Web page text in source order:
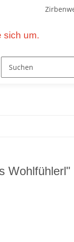
sich um.
mit Zirbe